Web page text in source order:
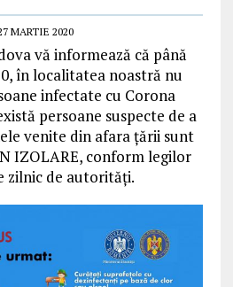
MARTIE 2020
vă informează că până
în localitatea noastră nu
infectate cu Corona
persoane suspecte de a
venite din afara țării sunt
IZOLARE, conform legilor
zilnic de autorități.